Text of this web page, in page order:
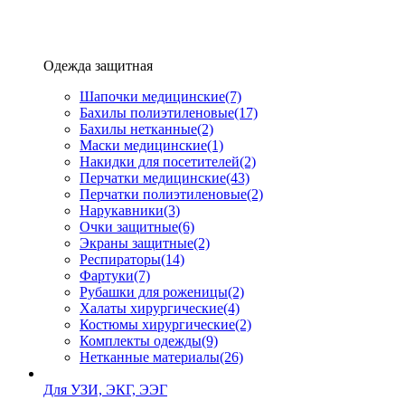
Одежда защитная
Шапочки медицинские(7)
Бахилы полиэтиленовые(17)
Бахилы нетканные(2)
Маски медицинские(1)
Накидки для посетителей(2)
Перчатки медицинские(43)
Перчатки полиэтиленовые(2)
Нарукавники(3)
Очки защитные(6)
Экраны защитные(2)
Рeспираторы(14)
Фартуки(7)
Рубашки для роженицы(2)
Халаты хирургические(4)
Костюмы хирургические(2)
Комплекты одежды(9)
Нетканные материалы(26)
Для УЗИ, ЭКГ, ЭЭГ